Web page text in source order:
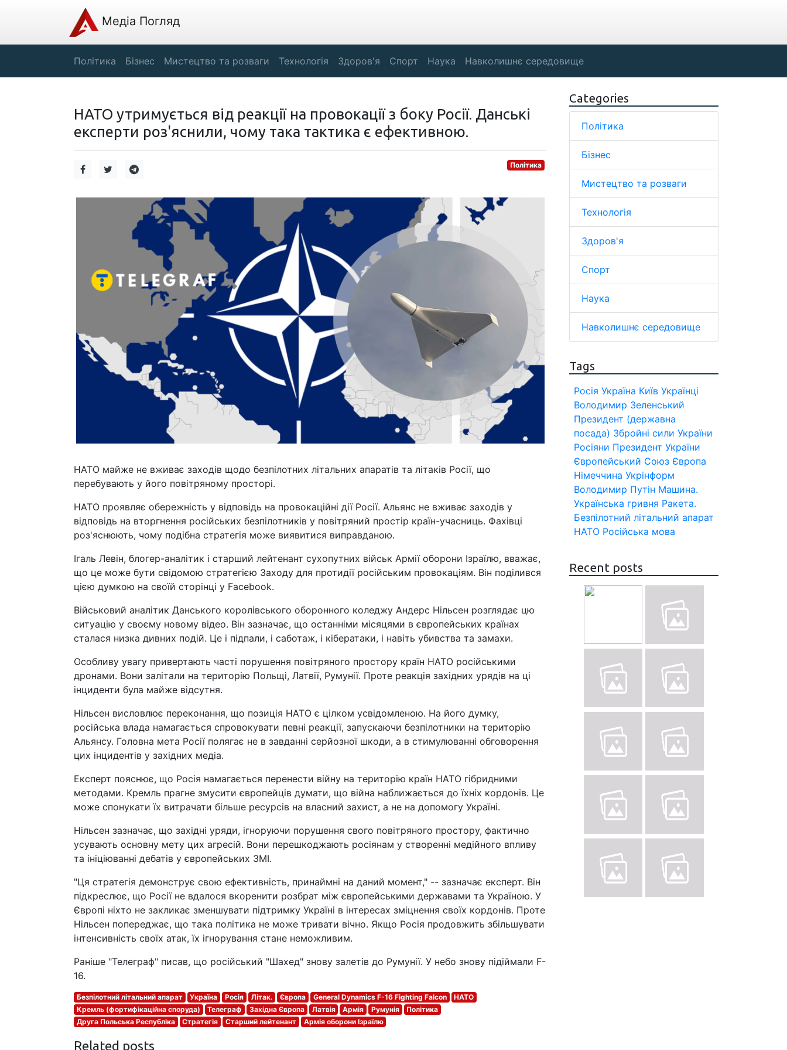
Медіа Погляд
Політика Бізнес Мистецтво та розваги Технологія Здоров'я Спорт Наука Навколишнє середовище
НАТО утримується від реакції на провокації з боку Росії. Данські
експерти роз'яснили, чому така тактика є ефективною.
Політика
НАТО майже не вживає заходів щодо безпілотних літальних апаратів та літаків Росії, що
перебувають у його повітряному просторі.
НАТО проявляє обережність у відповідь на провокаційні дії Росії. Альянс не вживає заходів у
відповідь на вторгнення російських безпілотників у повітряний простір країн-учасниць. Фахівці
роз'яснюють, чому подібна стратегія може виявитися виправданою.
Ігаль Левін, блогер-аналітик і старший лейтенант сухопутних військ Армії оборони Ізраїлю, вважає,
що це може бути свідомою стратегією Заходу для протидії російським провокаціям. Він поділився
цією думкою на своїй сторінці у Facebook.
Військовий аналітик Данського королівського оборонного коледжу Андерс Нільсен розглядає цю
ситуацію у своєму новому відео. Він зазначає, що останніми місяцями в європейських країнах
сталася низка дивних подій. Це і підпали, і саботаж, і кібератаки, і навіть убивства та замахи.
Особливу увагу привертають часті порушення повітряного простору країн НАТО російськими
дронами. Вони залітали на територію Польщі, Латвії, Румунії. Проте реакція західних урядів на ці
інциденти була майже відсутня.
Нільсен висловлює переконання, що позиція НАТО є цілком усвідомленою. На його думку,
російська влада намагається спровокувати певні реакції, запускаючи безпілотники на територію
Альянсу. Головна мета Росії полягає не в завданні серйозної шкоди, а в стимулюванні обговорення
цих інцидентів у західних медіа.
Експерт пояснює, що Росія намагається перенести війну на територію країн НАТО гібридними
методами. Кремль прагне змусити європейців думати, що війна наближається до їхніх кордонів. Це
може спонукати їх витрачати більше ресурсів на власний захист, а не на допомогу Україні.
Нільсен зазначає, що західні уряди, ігноруючи порушення свого повітряного простору, фактично
усувають основну мету цих агресій. Вони перешкоджають росіянам у створенні медійного впливу
та ініціюванні дебатів у європейських ЗМІ.
"Ця стратегія демонструє свою ефективність, принаймні на даний момент," -- зазначає експерт. Він
підкреслює, що Росії не вдалося вкоренити розбрат між європейськими державами та Україною. У
Європі ніхто не закликає зменшувати підтримку Україні в інтересах зміцнення своїх кордонів. Проте
Нільсен попереджає, що така політика не може тривати вічно. Якщо Росія продовжить збільшувати
інтенсивність своїх атак, їх ігнорування стане неможливим.
Раніше "Телеграф" писав, що російський "Шахед" знову залетів до Румунії. У небо знову підіймали F-
16.
Безпілотний літальний апарат Україна Росія Літак. Європа General Dynamics F-16 Fighting Falcon
НАТО
Кремль (фортифікаційна споруда)
Телеграф Західна Європа Латвія Армія Румунія
Політика
Друга Польська Республіка
Стратегія Старший лейтенант Армія оборони Ізраїлю
Related posts
Categories
Політика
Бізнес
Мистецтво та розваги
Технологія
Здоров'я
Спорт
Наука
Навколишнє середовище
Tags
Росія Україна Київ Українці
Володимир Зеленський
Президент (державна
посада) Збройні сили України
Росіяни Президент України
Європейський Союз Європа
Німеччина Укрінформ
Володимир Путін Машина.
Українська гривня Ракета.
Безпілотний літальний апарат
НАТО Російська мова
Recent posts